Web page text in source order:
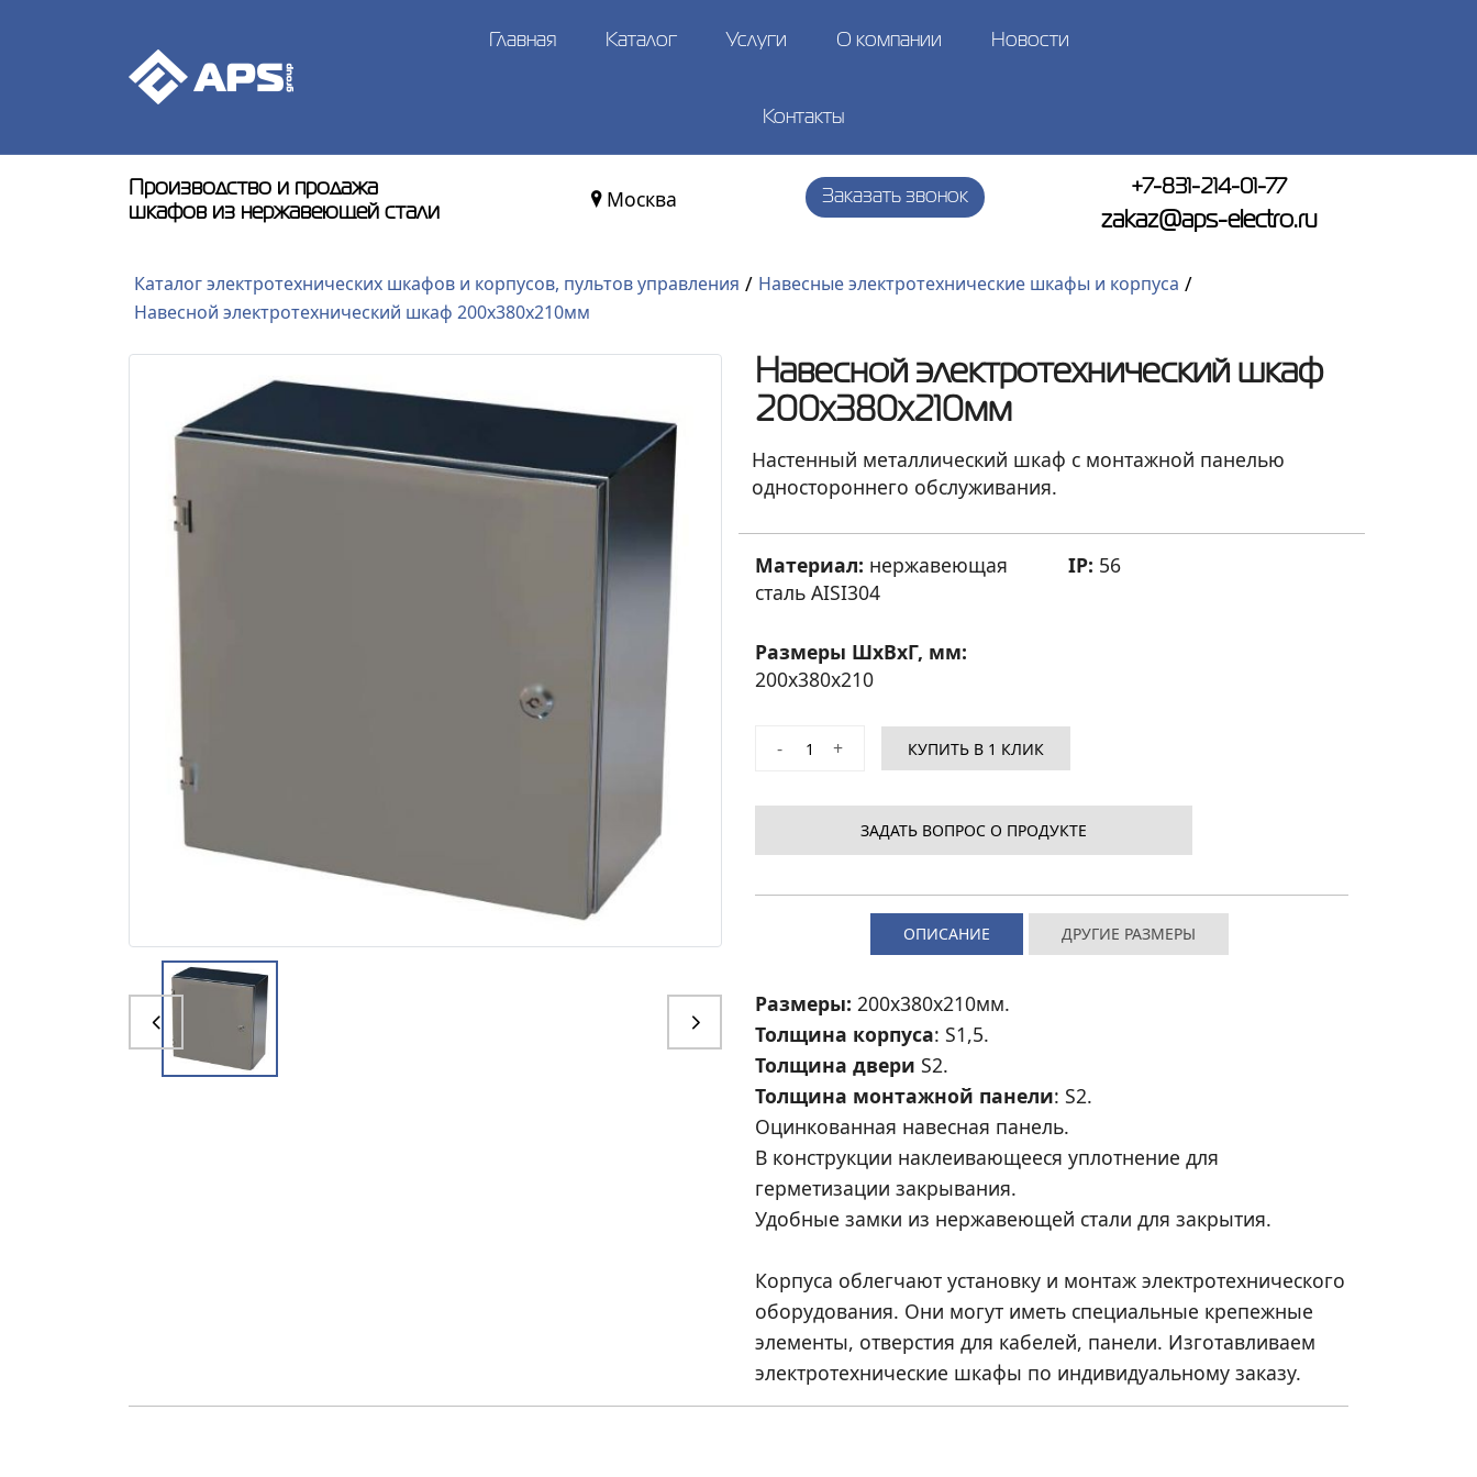
Главная Каталог Услуги О компании Новости
Контакты
Производство и продажа
шкафов из нержавеющей стали
Москва Заказать звонок +7-831-214-01-77
zakaz@aps-electro.ru
Каталог электротехнических шкафов и корпусов, пультов управления / Навесные электротехнические шкафы и корпуса /
Навесной электротехнический шкаф 200х380х210мм
Навесной электротехнический шкаф
200х380х210мм
Настенный металлический шкаф с монтажной панелью
одностороннего обслуживания.
Материал: нержавеющая
сталь AISI304
Размеры ШхВхГ, мм:
200x380x210
IP: 56
+
- КУПИТЬ В 1 КЛИК
ЗАДАТЬ ВОПРОС О ПРОДУКТЕ
ОПИСАНИЕ ДРУГИЕ РАЗМЕРЫ
Размеры: 200x380x210мм.
Толщина корпуса: S1,5.
Толщина двери S2.
Толщина монтажной панели: S2.
Оцинкованная навесная панель.
В конструкции наклеивающееся уплотнение для
герметизации закрывания.
Удобные замки из нержавеющей стали для закрытия.
Корпуса облегчают установку и монтаж электротехнического
оборудования. Они могут иметь специальные крепежные
элементы, отверстия для кабелей, панели. Изготавливаем
электротехнические шкафы по индивидуальному заказу.